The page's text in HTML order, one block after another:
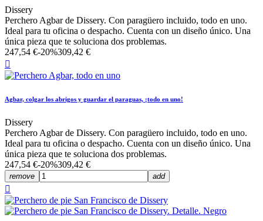
Dissery
Perchero Agbar de Dissery. Con paragüero incluido, todo en uno.
Ideal para tu oficina o despacho. Cuenta con un diseño único. Una
única pieza que te soluciona dos problemas.
247,54 €-20%309,42 €

Agbar, colgar los abrigos y guardar el paraguas, ¡todo en uno!
Dissery
Perchero Agbar de Dissery. Con paragüero incluido, todo en uno.
Ideal para tu oficina o despacho. Cuenta con un diseño único. Una
única pieza que te soluciona dos problemas.
247,54 €-20%309,42 €
remove add
